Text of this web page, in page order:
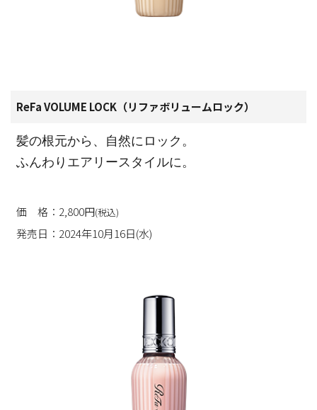
ReFa VOLUME LOCK（リファボリュームロック）
髪の根元から、自然にロック。
ふんわりエアリースタイルに。
価 格：2,800円(税込)
発売日：2024年10月16日(水)